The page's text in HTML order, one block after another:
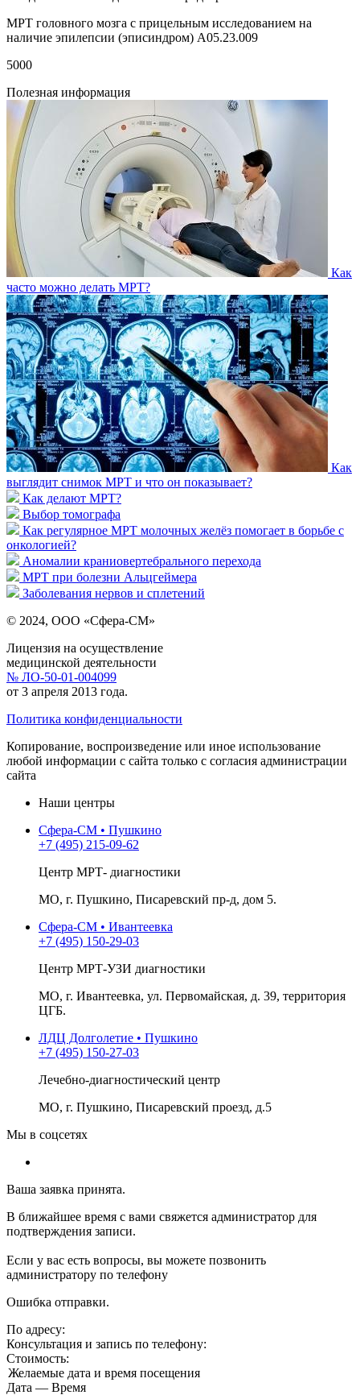
МРТ головного мозга с прицельным исследованием на
наличие эпилепсии (эписиндром) A05.23.009
5000
Полезная информация
Как
часто можно делать МРТ?
Как
выглядит снимок МРТ и что он показывает?
Как делают МРТ?
Выбор томографа
Как регулярное МРТ молочных желёз помогает в борьбе с
онкологией?
Аномалии краниовертебрального перехода
МРТ при болезни Альцгеймера
Заболевания нервов и сплетений
© 2024, ООО «Сфера-СМ»
Лицензия на осуществление
медицинской деятельности
№ ЛО-50-01-004099
от 3 апреля 2013 года.
Политика конфиденциальности
Копирование, воспроизведение или иное использование
любой информации с сайта только с согласия администрации
сайта
Наши центры
Сфера-СМ • Пушкино
+7 (495) 215-09-62
Центр МРТ- диагностики
МО, г. Пушкино, Писаревский пр-д, дом 5.
Сфера-СМ • Ивантеевка
+7 (495) 150-29-03
Центр МРТ-УЗИ диагностики
МО, г. Ивантеевка, ул. Первомайская, д. 39, территория
ЦГБ.
ЛДЦ Долголетие • Пушкино
+7 (495) 150-27-03
Лечебно-диагностический центр
МО, г. Пушкино, Писаревский проезд, д.5
Мы в соцсетях
Ваша заявка принята.
В ближайшее время с вами свяжется администратор для
подтверждения записи.
Если у вас есть вопросы, вы можете позвонить
администратору по телефону
Ошибка отправки.
По адресу:
Консультация и запись по телефону:
Стоимость:
Желаемые дата и время посещения
Дата — Время